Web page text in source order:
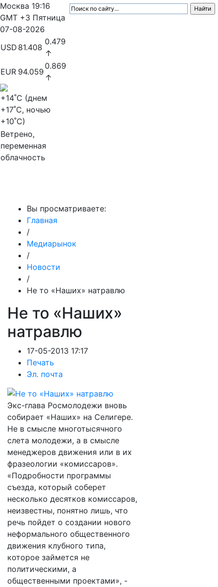
Москва 19:16
GMT +3 Пятница
07-08-2026
USD 81.408
0.479
↑
EUR 94.059
0.869
↑
+14˚C (днем
+17˚C, ночью
+10˚C)
Ветрено,
переменная
облачность
Вы просматриваете:
Главная
/
Медиарынок
/
Новости
/
Не то «Наших» натравлю
Не то «Наших»
натравлю
17-05-2013 17:17
Печать
Эл. почта
Экс-глава Росмолодежи вновь
собирает «Наших» на Селигере.
Не в смысле многотысячного
слета молодежи, а в смысле
менеджеров движения или в их
фразеологии «комиссаров».
«Подробности программы
съезда, который соберет
несколько десятков комиссаров,
неизвестны, понятно лишь, что
речь пойдет о создании нового
неформального общественного
движения клубного типа,
которое займется не
политическими, а
общественными проектами», -